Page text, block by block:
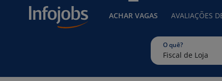
ACHAR VAGAS AVALIAÇÕES
O quê?